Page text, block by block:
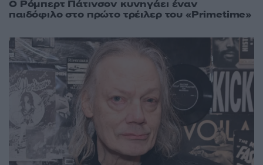
Ο Ρόμπερτ Πάτινσον κυνηγάει έναν
παιδόφιλο στο πρώτο τρέιλερ του «Primetime»